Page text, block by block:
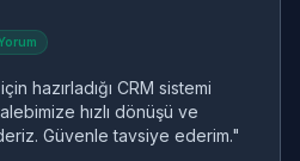
hazırladığı CRM sistemi
hızlı dönüşü ve
Güvenle tavsiye ederim."